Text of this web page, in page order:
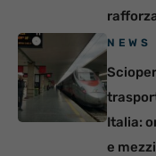
NEWS
Italia:
e